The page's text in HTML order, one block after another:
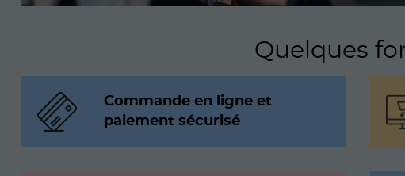
Quelques
Commande en ligne et
paiement sécurisé